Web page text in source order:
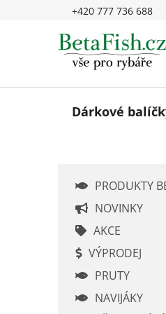
+420 777 736 688
Dárkové
PRODUKTY
NOVINKY
AKCE
VÝPRODEJ
PRUTY
NAVIJÁKY